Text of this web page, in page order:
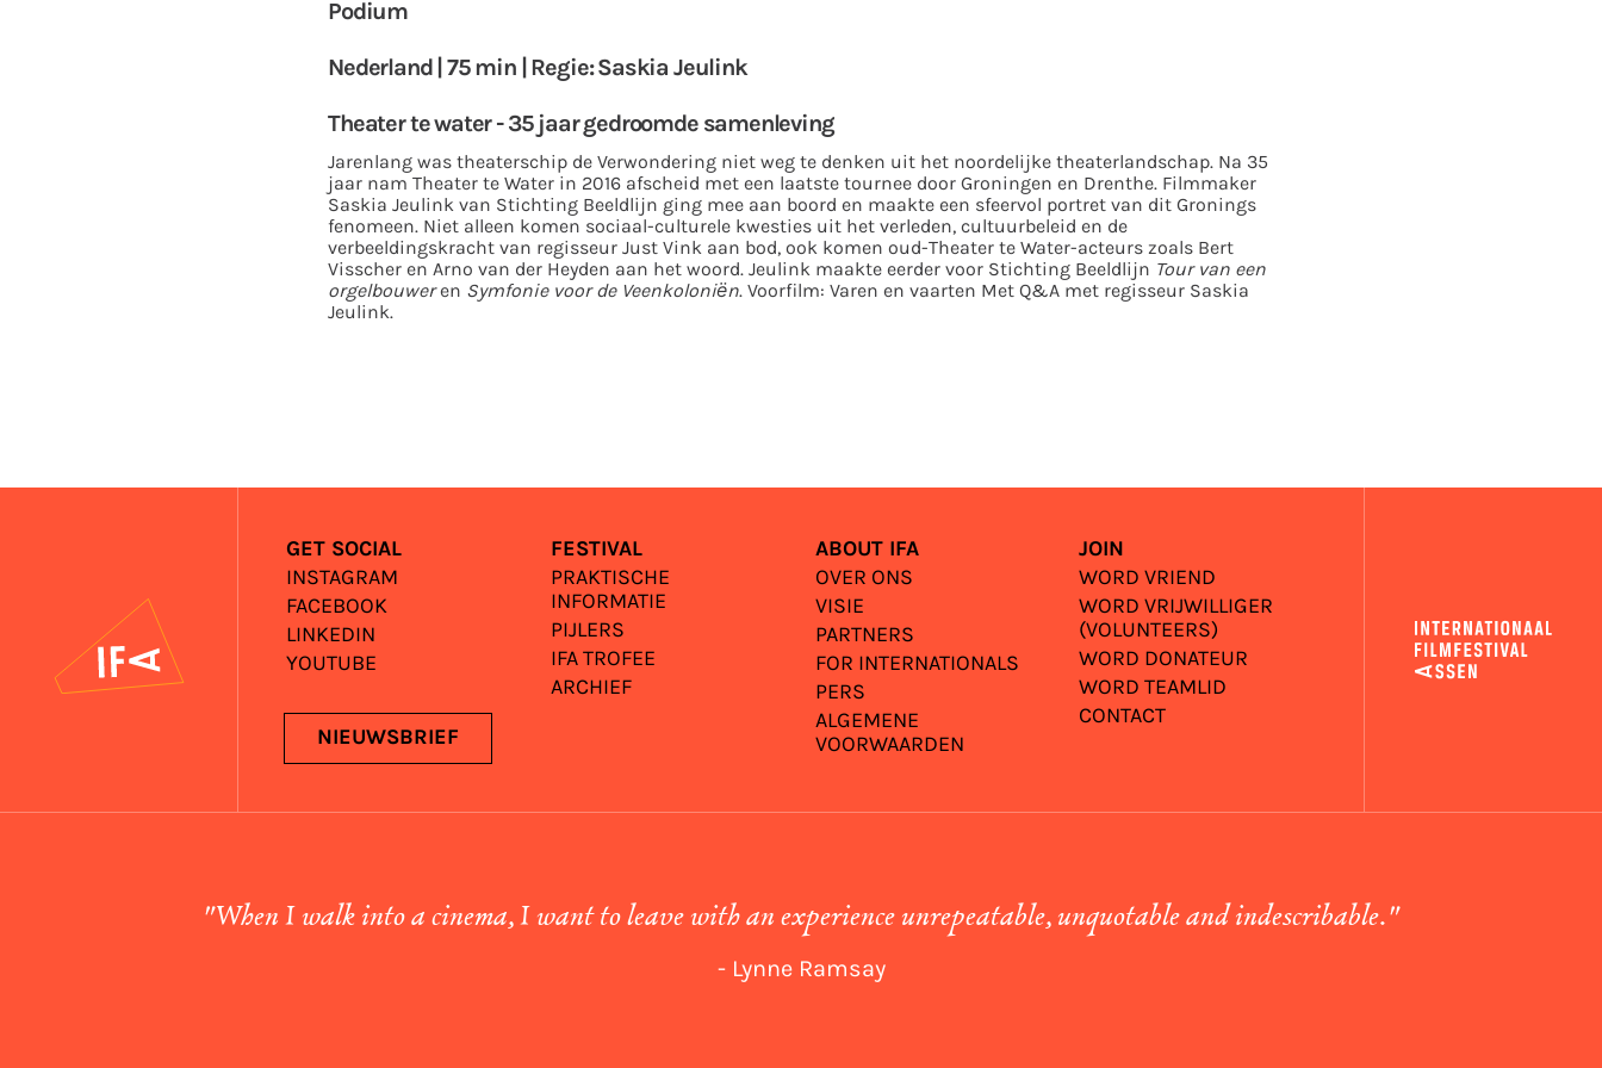
Podium
Nederland | 75 min | Regie: Saskia Jeulink
Theater te water - 35 jaar gedroomde samenleving
Jarenlang was theaterschip de Verwondering niet weg te denken uit het noordelijke theaterlandschap. Na 35
jaar nam Theater te Water in 2016 afscheid met een laatste tournee door Groningen en Drenthe. Filmmaker
Saskia Jeulink van Stichting Beeldlijn ging mee aan boord en maakte een sfeervol portret van dit Gronings
fenomeen. Niet alleen komen sociaal-culturele kwesties uit het verleden, cultuurbeleid en de
verbeeldingskracht van regisseur Just Vink aan bod, ook komen oud-Theater te Water-acteurs zoals Bert
Visscher en Arno van der Heyden aan het woord. Jeulink maakte eerder voor Stichting Beeldlijn Tour van een
orgelbouweren Symfonie voor de Veenkoloniën. Voorfilm: Varen en vaarten Met Q&A met regisseur Saskia
Jeulink.
GET SOCIAL
INSTAGRAM
FACEBOOK
LINKEDIN
YOUTUBE
NIEUWSBRIEF
FESTIVAL
PRAKTISCHE
INFORMATIE
PIJLERS
IFA TROFEE
ARCHIEF
ABOUT IFA
OVER ONS
VISIE
PARTNERS
FOR INTERNATIONALS
PERS
ALGEMENE
VOORWAARDEN
JOIN
WORD VRIEND
WORD VRIJWILLIGER
(VOLUNTEERS)
WORD DONATEUR
WORD TEAMLID
CONTACT
"When I walk into a cinema, I want to leave with an experience unrepeatable, unquotable and indescribable."
- Lynne Ramsay